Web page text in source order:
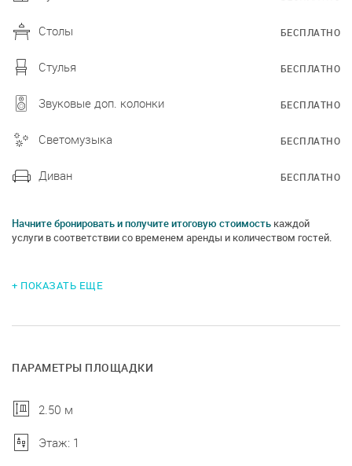
Столы БЕСПЛАТНО
Стулья БЕСПЛАТНО
Звуковые доп. колонки БЕСПЛАТНО
Светомузыка БЕСПЛАТНО
Диван БЕСПЛАТНО
Начните бронировать и получите итоговую стоимость каждой
услуги в соответствии со временем аренды и количеством гостей.
+ ПОКАЗАТЬ ЕЩЕ
ПАРАМЕТРЫ ПЛОЩАДКИ
2.50 м
Этаж: 1